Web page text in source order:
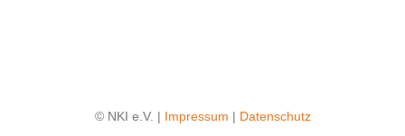
© NKI e.V. | Impressum | Datenschutz